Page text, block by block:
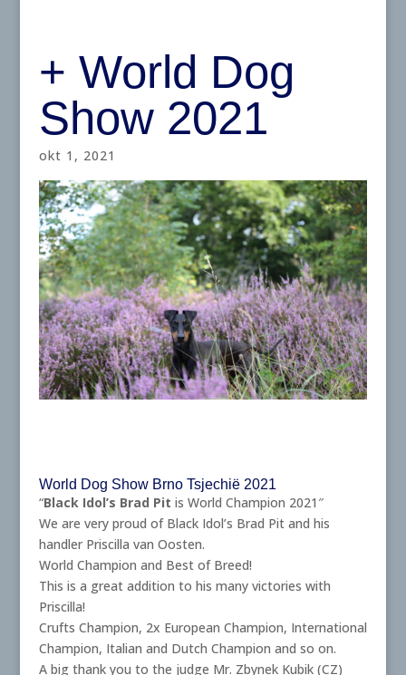
+ World Dog
Show 2021
okt 1, 2021
World Dog Show Brno Tsjechië 2021
“Black Idol’s Brad Pit is World Champion 2021″
We are very proud of Black Idol’s Brad Pit and his
handler Priscilla van Oosten.
World Champion and Best of Breed!
This is a great addition to his many victories with
Priscilla!
Crufts Champion, 2x European Champion, International
Champion, Italian and Dutch Champion and so on.
A big thank you to the judge Mr. Zbynek Kubik (CZ)